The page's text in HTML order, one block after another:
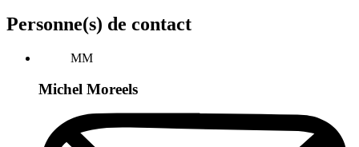
Personne(s) de contact
MM
Michel Moreels